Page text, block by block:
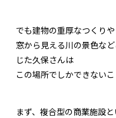
でも建物の重厚なつくりや
窓から見える川の景色な
じた久保さんは
この場所でしかできない
まず、複合型の商業施設と